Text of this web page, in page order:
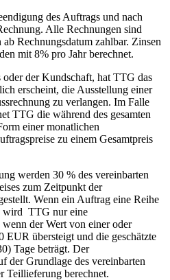
des Auftrags und nach
Alle Rechnungen sind
Rechnungsdatum zahlbar. Zinsen
mit 8% pro Jahr berechnet.
der Kundschaft, hat TTG das
erscheint, die Ausstellung einer
zu verlangen. Im Falle
TTG die während des gesamten
einer monatlichen
zu einem Gesamtpreis
werden 30 % des vereinbarten
zum Zeitpunkt der
Wenn ein Auftrag eine Reihe
wird TTG nur eine
wenn der Wert von einer oder
EUR übersteigt und die geschätzte
Tage beträgt. Der
der Grundlage des vereinbarten
Teillieferung berechnet.